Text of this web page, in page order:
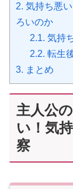
2. 気持ち悪
ろいのか
2.1. 気持
2.2. 転生
3. まとめ
主人公
い！気
察